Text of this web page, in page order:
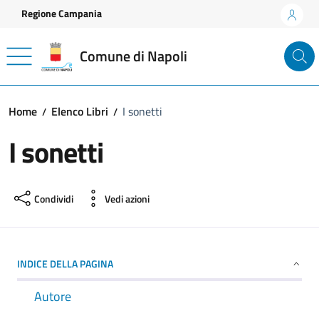
Vai ai contenuti
Vai al footer
Regione Campania
Comune di Napoli
Home Elenco Libri I sonetti
I sonetti
Condividi Vedi azioni
INDICE DELLA PAGINA
Autore